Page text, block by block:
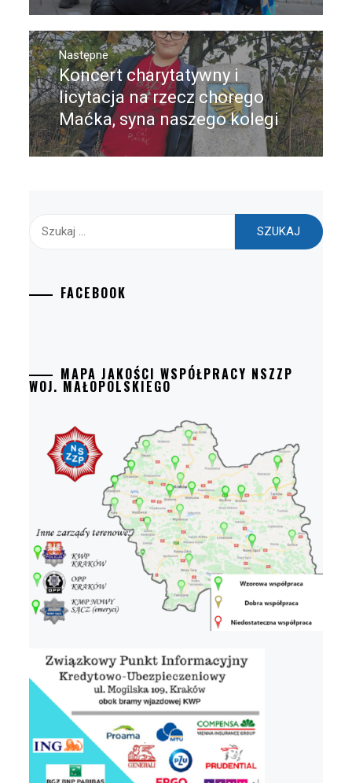
Następne
Następny
post:
Koncert charytatywny i
licytacja na rzecz chorego
Maćka, syna naszego kolegi
FACEBOOK
MAPA JAKOŚCI WSPÓŁPRACY NSZZP
WOJ. MAŁOPOLSKIEGO